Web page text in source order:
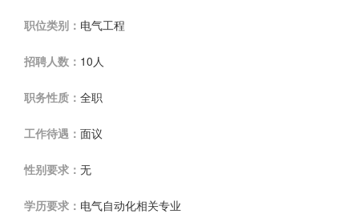
职位类别： 电气工程
招聘人数： 10人
职务性质： 全职
工作待遇： 面议
性别要求： 无
学历要求： 电气自动化相关专业